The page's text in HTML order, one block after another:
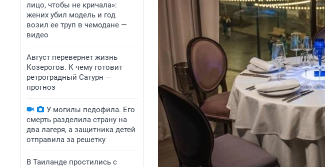
лицо, чтобы не кричала»:
жених убил модель и год
возил ее труп в чемодане —
видео
Август перевернет жизнь
Козерогов. К чему готовит
ретроградный Сатурн —
прогноз
У могилы педофила. Его
смерть разделила страну на
два лагеря, а защитника детей
отправила за решетку
В Таиланде простились с